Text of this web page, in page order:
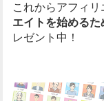
これからアフィリ
エイトを始めるた
レゼント中！